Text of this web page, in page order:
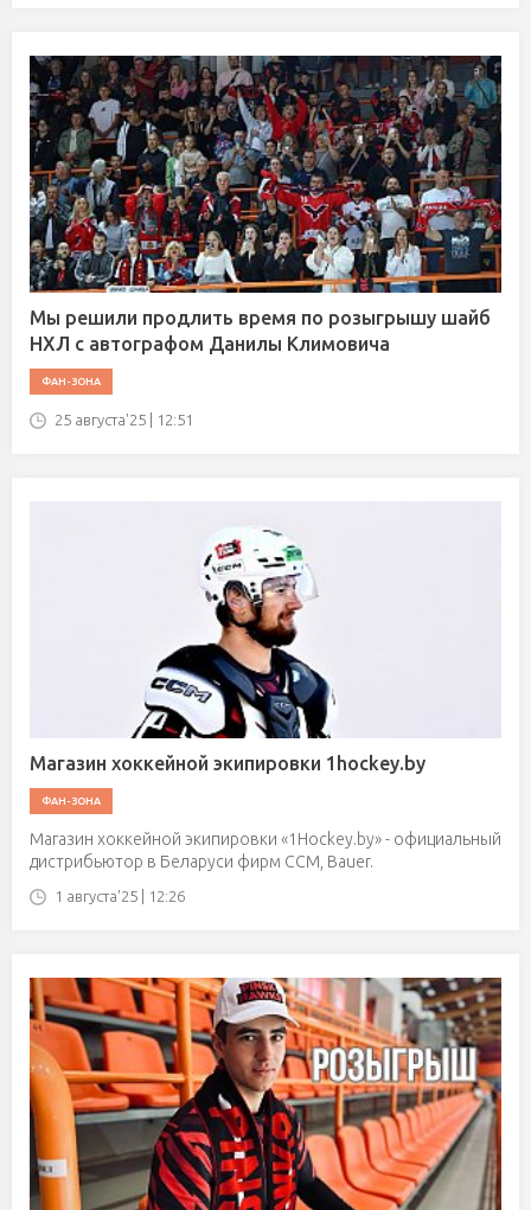
Мы решили продлить время по розыгрышу шайб
НХЛ с автографом Данилы Климовича
ФАН-ЗОНА
25 августа'25 | 12:51
Магазин хоккейной экипировки 1hockey.by
ФАН-ЗОНА
Магазин хоккейной экипировки «1Hockey.by» - официальный
дистрибьютор в Беларуси фирм CCM, Ваuer.
1 августа'25 | 12:26